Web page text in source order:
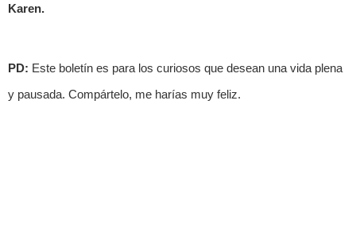
Karen.
PD: Este boletín es para los curiosos que desean una vida plena
y pausada. Compártelo, me harías muy feliz.